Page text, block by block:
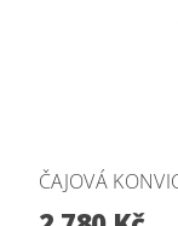
ČAJOVÁ